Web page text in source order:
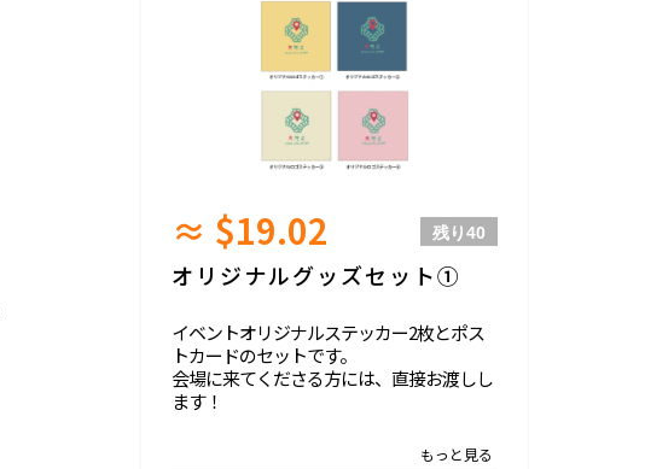
≈ $19.02 残り40
オリジナルグッズセット①
イベントオリジナルステッカー2枚とポス
トカードのセットです。
会場に来てくださる方には、直接お渡しし
ます！